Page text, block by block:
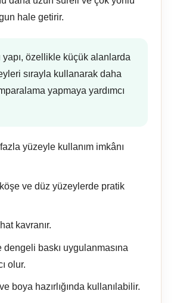
hale getirir.
yapı, özellikle küçük alanlarda
sırayla kullanarak daha
yapmaya yardımcı
yüzeyle kullanım imkânı
ve düz yüzeylerde pratik
kavranır.
dengeli baskı uygulanmasına
olur.
boya hazırlığında kullanılabilir.